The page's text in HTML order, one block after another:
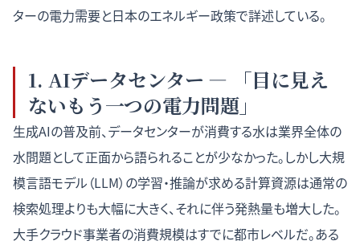
ターの電力需要と日本のエネルギー政策で詳述している。
1. AIデータセンター — 「目に見え
ないもう一つの電力問題」
生成AIの普及前、データセンターが消費する水は業界全体の
水問題として正面から語られることが少なかった。しかし大規
模言語モデル（LLM）の学習・推論が求める計算資源は通常の
検索処理よりも大幅に大きく、それに伴う発熱量も増大した。
大手クラウド事業者の消費規模はすでに都市レベルだ。ある